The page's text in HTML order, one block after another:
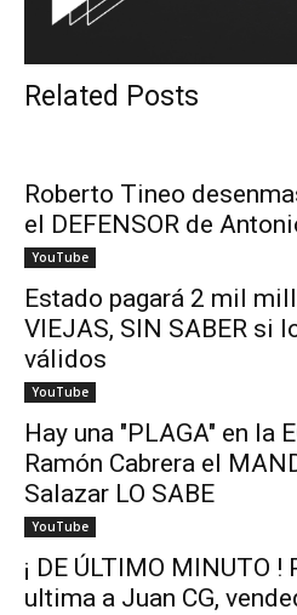
Related Posts
Roberto Tineo
el DEFENSOR de
YouTube
Estado pagará 2 mil
VIEJAS, SIN SABER si
válidos
YouTube
Hay una "PLAGA" en la
Ramón Cabrera el
Salazar LO SABE
YouTube
¡ DE ÚLTIMO MINUTO
ultima a Juan CG,